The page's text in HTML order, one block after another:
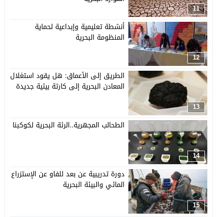
11
12
أنشطة تعليمية وإبداعية لحماية
المنظومة البحرية
13
الطريق إلى الأعماق: هل يقود استغلال
المعادن البحرية إلى كارثة بيئية جديدة
14
الطحالب المجهرية..الرئة البحرية لكوكبنا
15
دورة تدريبية عن بعد للفاو عن الإستزراع
المائي والبيئة البحرية